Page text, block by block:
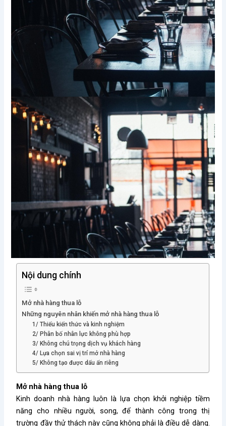
Nội dung chính
Mở nhà hàng thua lỗ
Những nguyên nhân khiến mở nhà hàng thua lỗ
1/ Thiếu kiến thức và kinh nghiệm
2/ Phân bố nhân lực không phù hợp
3/ Không chú trọng dịch vụ khách hàng
4/ Lựa chọn sai vị trí mở nhà hàng
5/ Không tạo được dấu ấn riêng
Mở nhà hàng thua lỗ
Kinh doanh nhà hàng luôn là lựa chọn khởi nghiệp tiềm
năng cho nhiều người, song, để thành công trong thị
trường đầy thử thách này cũng không phải là điều dễ dàng.